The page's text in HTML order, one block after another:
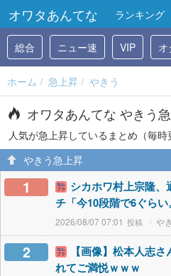
オワタあんてな ランキング
総合 ニュー速 VIP オ
ホーム 急上昇 やきう
オワタあんてな やきう
人気が急上昇しているまとめ（毎時
やきう急上昇
1
シカホワ村上宗隆
チ「今10段階で6ぐら
2026/08/07 07:01 や
2
【画像】松本人志
れてご満悦ｗｗｗ